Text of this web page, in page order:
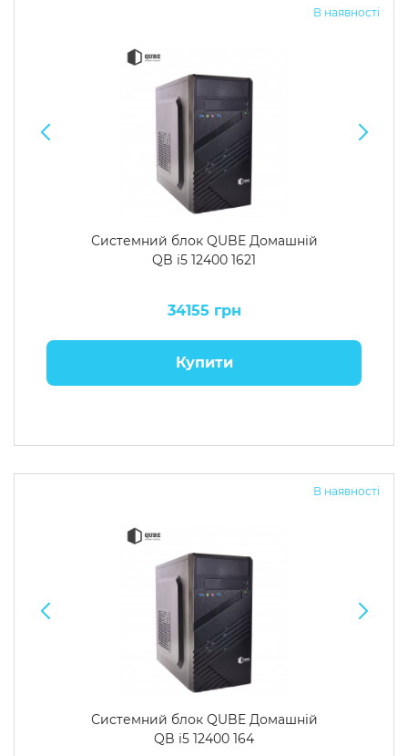
В наявності
Системний блок QUBE Домашній
QB i5 12400 1621
34155 грн
Купити
В наявності
Системний блок QUBE Домашній
QB i5 12400 164